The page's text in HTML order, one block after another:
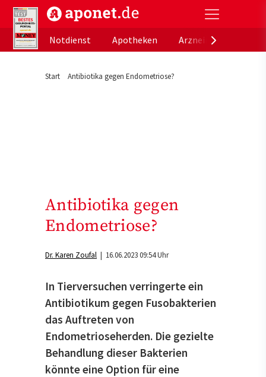
aponet.de - Das offizielle Gesundheitsportal der
Notdienst
Apotheken
Start Antibiotika gegen Endometriose?
Antibiotika gegen
Endometriose?
Dr. Karen Zoufal | 16.06.2023 09:54 Uhr
In Tierversuchen verringerte ein
Antibiotikum gegen Fusobakterien
das Auftreten von
Endometrioseherden. Die gezielte
Behandlung dieser Bakterien
könnte eine Option für eine